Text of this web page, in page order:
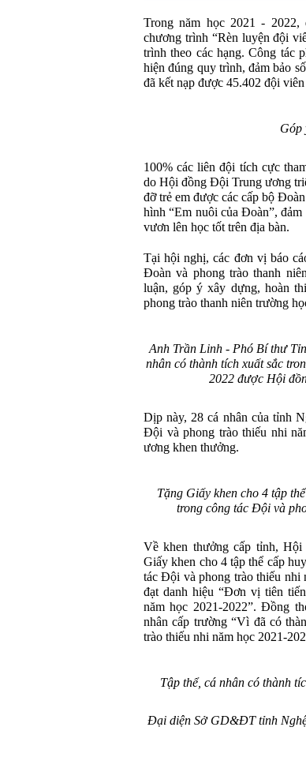
Trong năm học 2021 -
chương trình “Rèn luyện đội
trình theo các hạng. Công tác
hiện đúng quy trình, đảm bảo
đã kết nạp được 45.402 đội
Góp
100% các liên đội tích cực
do Hội đồng Đội Trung ương
đỡ trẻ em được các cấp bộ
hình “Em nuôi của Đoàn”,
vươn lên học tốt trên địa bàn.
Tại hội nghị, các đơn vị báo
Đoàn và phong trào thanh
luận, góp ý xây dựng, hoàn
phong trào thanh niên trường
Anh Trần Linh - Phó Bí thư
nhân có thành tích xuất sắc
2022 được Hội
Dịp này, 28 cá nhân của tỉnh
Đội và phong trào thiếu nhi
ương khen thưởng.
Tặng Giấy khen cho 4 tập
trong công tác Đội và
Về khen thưởng cấp tỉnh,
Giấy khen cho 4 tập thể cấp
tác Đội và phong trào thiếu nhi
đạt danh hiệu “Đơn vị tiên
năm học 2021-2022”. Đồng
nhân cấp trường “Vì đã có
trào thiếu nhi năm học 2021-
Tập thể, cá nhân có thành
Đại diện Sở GD&ĐT tỉnh